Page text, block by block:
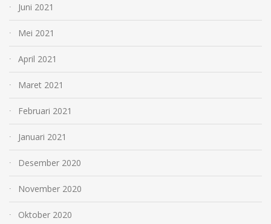
Juni 2021
Mei 2021
April 2021
Maret 2021
Februari 2021
Januari 2021
Desember 2020
November 2020
Oktober 2020